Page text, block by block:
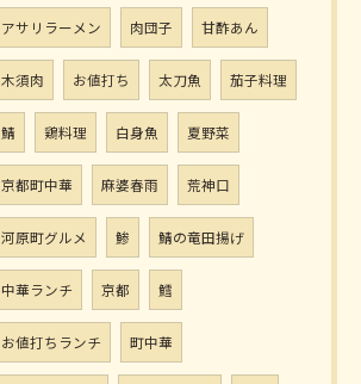
アサリラーメン 肉団子 甘酢あん
木須肉 お値打ち 太刀魚 茄子料理
鯖 鶏料理 白身魚 夏野菜
京都町中華 麻婆春雨 荒神口
河原町グルメ 鯵 鯖の竜田揚げ
中華ランチ 京都 鱈
お値打ちランチ 町中華